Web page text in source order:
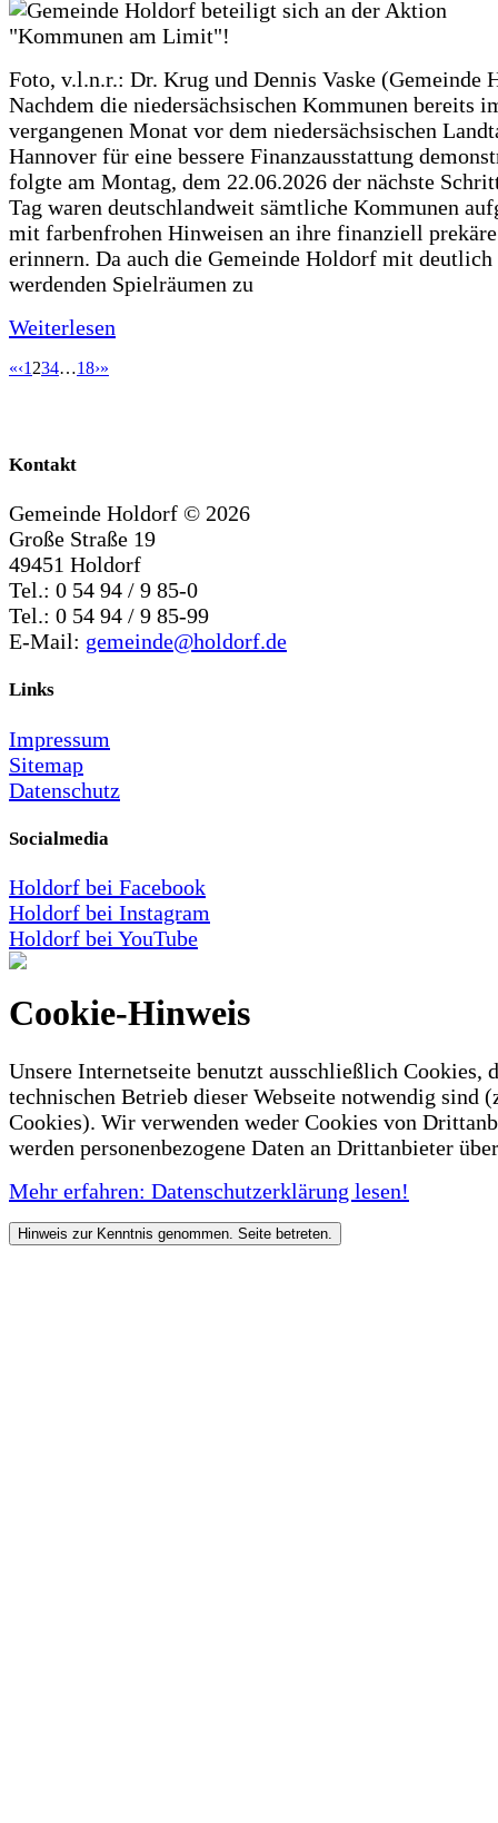
Foto, v.l.n.r.: Dr. Krug und Dennis Vaske (Gemeinde
Nachdem die niedersächsischen Kommunen bereits
vergangenen Monat vor dem niedersächsischen
Hannover für eine bessere Finanzausstattung
folgte am Montag, dem 22.06.2026 der nächste
Tag waren deutschlandweit sämtliche Kommunen
mit farbenfrohen Hinweisen an ihre finanziell
erinnern. Da auch die Gemeinde Holdorf mit deutlich
werdenden Spielräumen zu
Weiterlesen
«‹1 234…18›»
Kontakt
Gemeinde Holdorf © 2026
Große Straße 19
49451 Holdorf
Tel.: 0 54 94 / 9 85-0
Tel.: 0 54 94 / 9 85-99
E-Mail: gemeinde@holdorf.de
Links
Impressum
Sitemap
Datenschutz
Socialmedia
Holdorf bei Facebook
Holdorf bei Instagram
Holdorf bei YouTube
Cookie-Hinweis
Unsere Internetseite benutzt ausschließlich Cookies,
technischen Betrieb dieser Webseite notwendig sind
Cookies). Wir verwenden weder Cookies von
werden personenbezogene Daten an Drittanbieter
Mehr erfahren: Datenschutzerklärung lesen!
Hinweis zur Kenntnis genommen. Seite betreten.